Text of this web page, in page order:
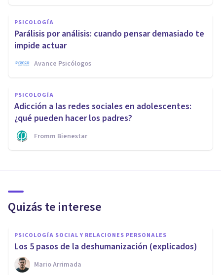
PSICOLOGÍA
Parálisis por análisis: cuando pensar demasiado te
impide actuar
Avance Psicólogos
PSICOLOGÍA
Adicción a las redes sociales en adolescentes:
¿qué pueden hacer los padres?
Fromm Bienestar
Quizás te interese
PSICOLOGÍA SOCIAL Y RELACIONES PERSONALES
Los 5 pasos de la deshumanización (explicados)
Mario Arrimada